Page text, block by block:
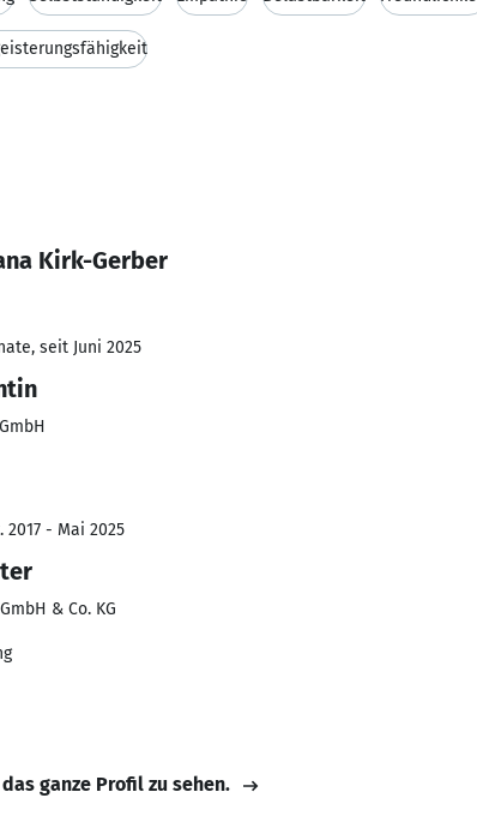
Kirk-Gerber
seit Juni 2025
2017 - Mai 2025
& Co. KG
ganze Profil zu sehen.